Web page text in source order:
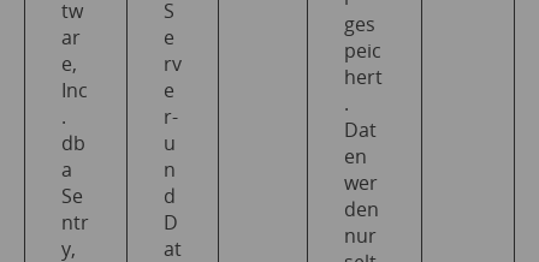
tw
ar
e,
Inc
.
db
a
Se
ntr
y,
S
e
rv
e
r-
u
n
d
D
at
ges
peic
hert
.
Dat
en
wer
den
nur